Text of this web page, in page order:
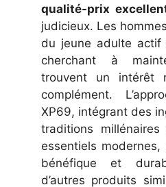
qualité-prix
judicieux. Les
du jeune adulte actif
cherchant à
trouvent un intérêt
complément.
XP69, intégrant des
traditions
essentiels
bénéfique et
d’autres produits